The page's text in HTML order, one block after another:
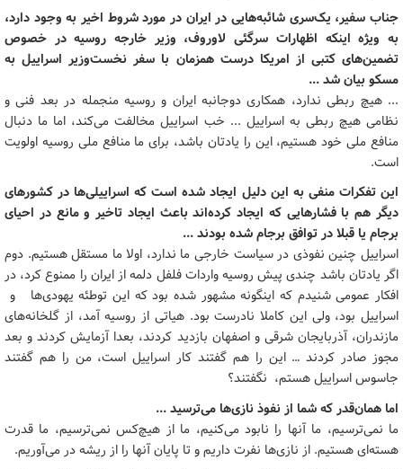
جناب سفیر، یک‌سری شائبه‌هایی در ایران در مورد شروط اخیر به وجود دارد،
به ویژه اینکه اظهارات سرگئی لاوروف، وزیر خارجه روسیه در خصوص
تضمین‌های کتبی از امریکا درست همزمان با سفر نخست‌وزیر اسراییل به
مسکو بیان شد ...
... هیچ ربطی ندارد، همکاری دوجانبه ایران و روسیه منجمله در بعد فنی و
نظامی هیچ ربطی به اسراییل ... خب اسراییل مخالفت می‌کند، اما ما دنبال
منافع ملی خود هستیم، این را یادتان باشد، برای ما منافع ملی روسیه اولویت
است.
این تفکرات منفی به این دلیل ایجاد شده است که اسراییلی‌ها در کشورهای
دیگر هم با فشارهایی که ایجاد کرده‌اند باعث ایجاد تاخیر و مانع در احیای
برجام یا قبلا در توافق برجام شده‌ بودند ...
اسراییل چنین نفوذی در سیاست خارجی ما ندارد، اولا ما مستقل هستیم. دوم
اگر یادتان باشد چندی پیش روسیه واردات فلفل دلمه از ایران را ممنوع کرد، در
افکار عمومی شنیدم که اینگونه مشهور شده ‌بود که این توطئه یهودی‌ها و
اسراییل بود، ولی این کاملا نادرست بود. هیاتی از روسیه آمد، از گلخانه‌های
مازندران، آذربایجان شرقی و اصفهان بازدید کردند، بعدا آزمایش کردند و بعد
مجوز صادر کردند … این را هم گفتند کار اسراییل است، من را هم گفتند
جاسوس اسراییل هستم، نگفتند؟
اما همان‌قدر که شما از نفوذ نازی‌ها می‌ترسید ...
ما نمی‌ترسیم، ما آنها را نابود می‌کنیم، ما از هیچ‌کس نمی‌ترسیم، ما قدرت
هسته‌ای هستیم. از نازی‌ها نفرت داریم و تا پایان آنها را از ریشه در می‌آوریم.